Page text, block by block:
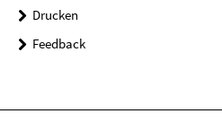
Drucken
Feedback